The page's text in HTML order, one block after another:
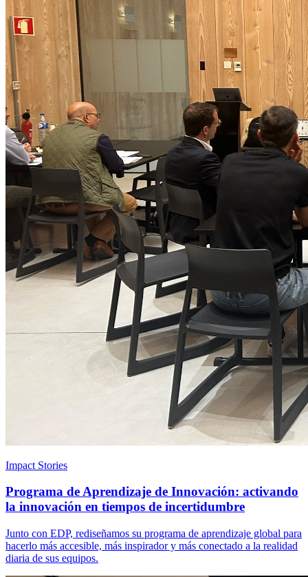
Impact Stories
Programa de Aprendizaje de Innovación: activando
la innovación en tiempos de incertidumbre
Junto con EDP, rediseñamos su programa de aprendizaje global para
hacerlo más accesible, más inspirador y más conectado a la realidad
diaria de sus equipos.